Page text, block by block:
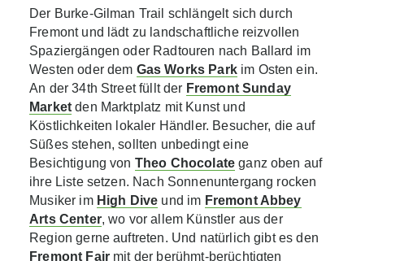
Der Burke-Gilman Trail schlängelt sich durch
Fremont und lädt zu landschaftliche reizvollen
Spaziergängen oder Radtouren nach Ballard im
Westen oder dem Gas Works Parkim Osten ein.
An der 34th Street füllt der Fremont Sunday
Market den Marktplatz mit Kunst und
Köstlichkeiten lokaler Händler. Besucher, die auf
Süßes stehen, sollten unbedingt eine
Besichtigung von Theo Chocolate ganz oben auf
ihre Liste setzen. Nach Sonnenuntergang rocken
Musiker im High Dive und im Fremont Abbey
Arts Center, wo vor allem Künstler aus der
Region gerne auftreten. Und natürlich gibt es den
Fremont Fairmit der berühmt-berüchtigten